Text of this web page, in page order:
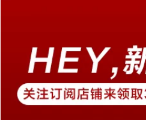
ray Sun Bảo vệ
trang trại UV cách ly
cơ bắp nhạy cảm
50ml kem chống
nắng aqua
896,000